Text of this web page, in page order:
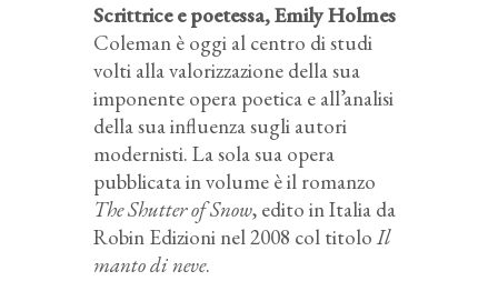
Scrittrice e poetessa, Emily Holmes
Coleman è oggi al centro di studi
volti alla valorizzazione della sua
imponente opera poetica e all’analisi
della sua influenza sugli autori
modernisti. La sola sua opera
pubblicata in volume è il romanzo
The Shutter of Snow, edito in Italia da
Robin Edizioni nel 2008 col titolo Il
manto di neve.